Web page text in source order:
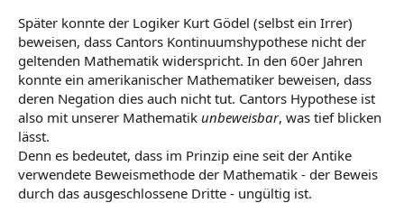
Später konnte der Logiker Kurt Gödel (selbst ein Irrer)
beweisen, dass Cantors Kontinuumshypothese nicht der
geltenden Mathematik widerspricht. In den 60er Jahren
konnte ein amerikanischer Mathematiker beweisen, dass
deren Negation dies auch nicht tut. Cantors Hypothese ist
also mit unserer Mathematik unbeweisbar, was tief blicken
lässt.
Denn es bedeutet, dass im Prinzip eine seit der Antike
verwendete Beweismethode der Mathematik - der Beweis
durch das ausgeschlossene Dritte - ungültig ist.